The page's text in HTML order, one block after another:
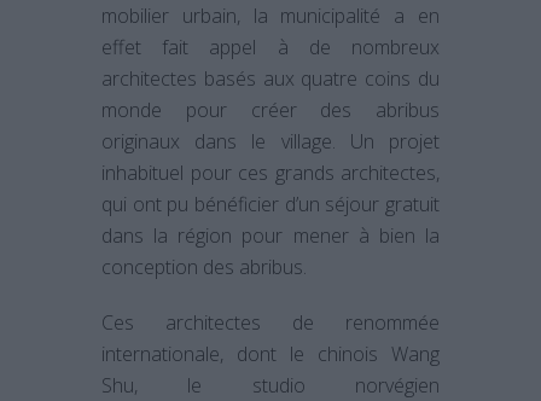
mobilier urbain, la municipalité a en
effet fait appel à de nombreux
architectes basés aux quatre coins du
monde pour créer des abribus
originaux dans le village. Un projet
inhabituel pour ces grands architectes,
qui ont pu bénéficier d’un séjour gratuit
dans la région pour mener à bien la
conception des abribus.
Ces architectes de renommée
internationale, dont le chinois Wang
Shu, le studio norvégien